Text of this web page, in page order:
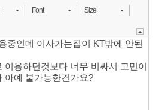
Font Size